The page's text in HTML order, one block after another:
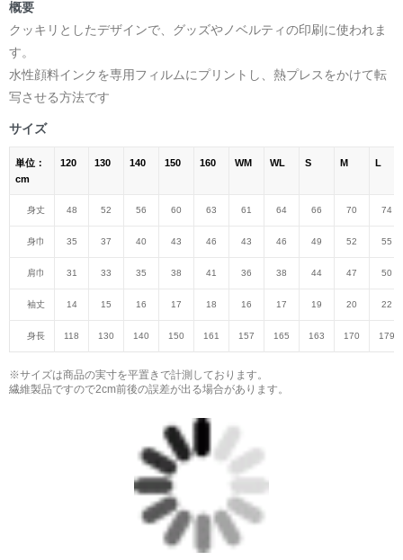
概要
クッキリとしたデザインで、グッズやノベルティの印刷に使われま
す。
水性顔料インクを専用フィルムにプリントし、熱プレスをかけて転
写させる方法です
サイズ
単位：
cm
120 130 140 150 160 WM WL S M L
身丈 48 52 56 60 63 61 64 66 70 74
身巾 35 37 40 43 46 43 46 49 52 55
肩巾 31 33 35 38 41 36 38 44 47 50
袖丈 14 15 16 17 18 16 17 19 20 22
身長 118 130 140 150 161 157 165 163 170 179
※サイズは商品の実寸を平置きで計測しております。
繊維製品ですので2cm前後の誤差が出る場合があります。